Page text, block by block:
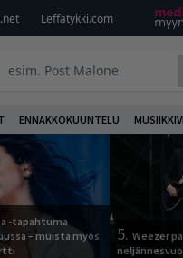
Leffatykki.com
ENNAKKOKUUNTELU
-tapahtuma
– muista myös
5. Weezer